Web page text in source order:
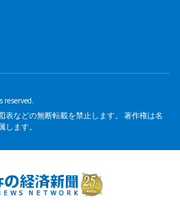
reserved.
表などの無断転載を禁止します。 著作権は名
ます。